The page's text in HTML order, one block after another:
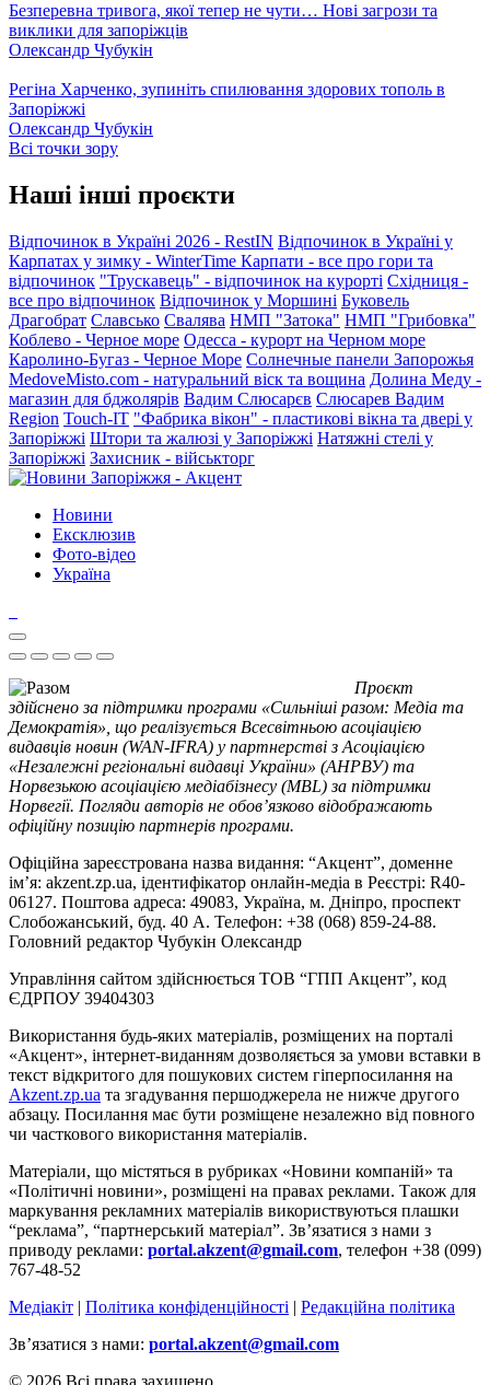
Безперевна тривога, якої тепер не чути… Нові загрози та
виклики для запоріжців
Олександр Чубукін
Регіна Харченко, зупиніть спилювання здорових тополь в
Запоріжжі
Олександр Чубукін
Всі точки зору
Наші інші проєкти
Відпочинок в Україні 2026 - RestIN Відпочинок в Україні у
Карпатах у зимку - WinterTime Карпати - все про гори та
відпочинок "Трускавець" - відпочинок на курорті Східниця -
все про відпочинок Відпочинок у Моршині Буковель
Драгобрат Славсько Свалява НМП "Затока" НМП "Грибовка"
Коблево - Черное море Одесса - курорт на Черном море
Каролино-Бугаз - Черное Море Солнечные панели Запорожья
MedoveMisto.com - натуральний віск та вощина Долина Меду -
магазин для бджолярів Вадим Слюсарєв Слюсарев Вадим
Region Touch-IT "Фабрика вікон" - пластикові вікна та двері у
Запоріжжі Штори та жалюзі у Запоріжжі Натяжні стелі у
Запоріжжі Захисник - військторг
Новини
Ексклюзив
Фото-відео
Україна
Проєкт
здійснено за підтримки програми «Сильніші разом: Медіа та
Демократія», що реалізується Всесвітньою асоціацією
видавців новин (WAN-IFRA) у партнерстві з Асоціацією
«Незалежні регіональні видавці України» (АНРВУ) та
Норвезькою асоціацією медіабізнесу (MBL) за підтримки
Норвегії. Погляди авторів не обов’язково відображають
офіційну позицію партнерів програми.
Офіційна зареєстрована назва видання: “Акцент”, доменне
ім’я: akzent.zp.ua, ідентифікатор онлайн-медіа в Реєстрі: R40-
06127. Поштова адреса: 49083, Україна, м. Дніпро, проспект
Слобожанський, буд. 40 А. Телефон: +38 (068) 859-24-88.
Головний редактор Чубукін Олександр
Управління сайтом здійснюється ТОВ “ГПП Акцент”, код
ЄДРПОУ 39404303
Використання будь-яких матеріалів, розміщених на порталі
«Акцент», інтернет-виданням дозволяється за умови вставки в
текст відкритого для пошукових систем гіперпосилання на
Akzent.zp.ua та згадування першоджерела не нижче другого
абзацу. Посилання має бути розміщене незалежно від повного
чи часткового використання матеріалів.
Матеріали, що містяться в рубриках «Новини компаній» та
«Політичні новини», розміщені на правах реклами. Також для
маркування рекламних матеріалів використвуються плашки
“реклама”, “партнерський матеріал”. Зв’язатися з нами з
приводу реклами: portal.akzent@gmail.com, телефон +38 (099)
767-48-52
Медіакіт | Політика конфіденційності | Редакційна політика
Зв’язатися з нами: portal.akzent@gmail.com